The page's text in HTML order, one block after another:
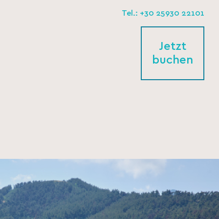
Tel.: +30 25930 22101
Jetzt
buchen